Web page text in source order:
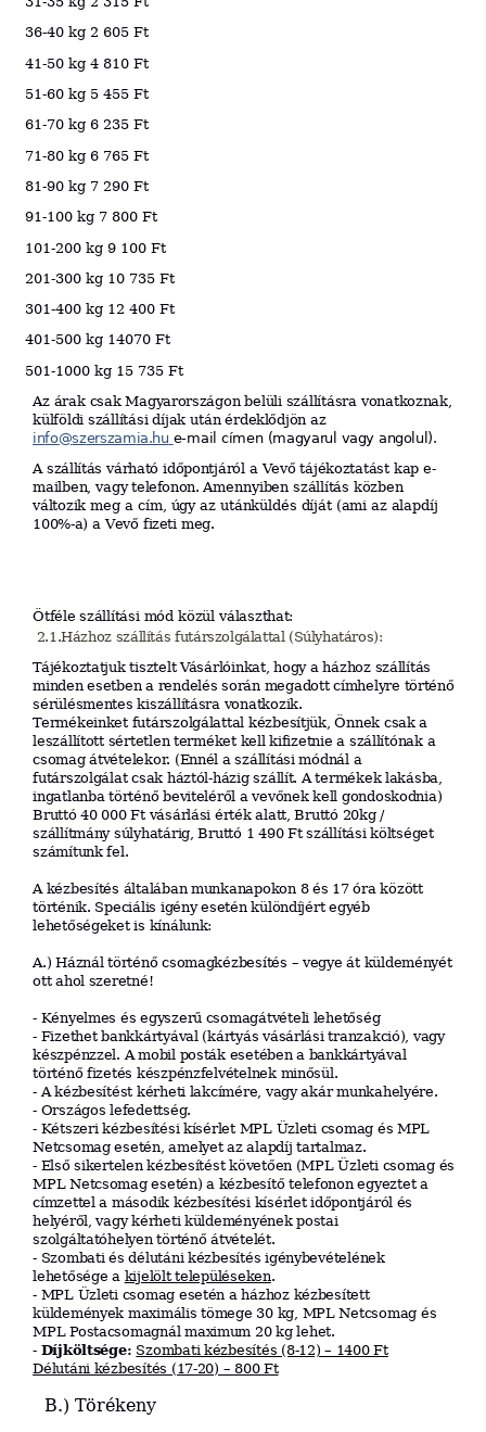
36-40 kg 2 605 Ft
41-50 kg 4 810 Ft
51-60 kg 5 455 Ft
61-70 kg 6 235 Ft
71-80 kg 6 765 Ft
81-90 kg 7 290 Ft
91-100 kg 7 800 Ft
101-200 kg 9 100 Ft
201-300 kg 10 735 Ft
301-400 kg 12 400 Ft
401-500 kg 14070 Ft
501-1000 kg 15 735 Ft
Az árak csak Magyarországon belüli szállításra vonatkoznak,
külföldi szállítási díjak után érdeklődjön az
info@szerszamia.hu e-mail címen (magyarul vagy angolul ).
Aszállítás várható időpontjárólaVevő tájékoztatást kap e-
mailben, vagy telefonon. Amennyiben szállítás közben
változik mega cím, úgy az utánküldés díját (ami az alapdíj
100%-a) aVevő fizeti meg.
Ötféle szállítási mód közül választhat:
2.1.Házhoz szállítás futárszolgálattal (Súlyhatáros):
Tájékoztatjuk tisztelt Vásárlóinkat, hogy a házhoz szállítás
minden esetben a rendelés során megadott címhelyre történő
sérülésmentes kiszállításra vonatkozik.
Termékeinket futárszolgálattal kézbesítjük, Önnek csak a
leszállított sértetlen terméket kell kifizetnie a szállítónak a
csomag átvételekor. (Ennél a szállítási módnál a
futárszolgálat csak háztól-házig szállít. A termékek lakásba,
ingatlanba történő beviteléről a vevőnek kell gondoskodnia)
Bruttó 40 000 Ft vásárlási érték alatt, Bruttó 20kg /
szállítmány súlyhatárig, Bruttó 1 490 Ft szállítási költséget
számítunk fel.
A kézbesítés általában munkanapokon 8 és 17 óra között
történik. Speciális igény esetén különdíjért egyéb
lehetőségeket is kínálunk:
A.) Háznál történő csomagkézbesítés – vegye át küldeményét
ott ahol szeretné!
- Kényelmes és egyszerű csomagátvételi lehetőség
- Fizethet bankkártyával (kártyás vásárlási tranzakció), vagy
készpénzzel. A mobil posták esetében a bankkártyával
történő fizetés készpénzfelvételnek minősül.
- A kézbesítést kérheti lakcímére, vagy akár munkahelyére.
- Országos lefedettség.
- Kétszeri kézbesítési kísérlet MPL Üzleti csomag és MPL
Netcsomag esetén, amelyet az alapdíj tartalmaz.
- Első sikertelen kézbesítést követően (MPL Üzleti csomag és
MPL Netcsomag esetén) a kézbesítő telefonon egyeztet a
címzettel a második kézbesítési kísérlet időpontjáról és
helyéről, vagy kérheti küldeményének postai
szolgáltatóhelyen történő átvételét.
- Szombati és délutáni kézbesítés igénybevételének
lehetősége a kijelölt településeken.
- MPL Üzleti csomag esetén a házhoz kézbesített
küldemények maximális tömege 30 kg, MPL Netcsomag és
MPL Postacsomagnál maximum 20 kg lehet.
- Díjköltsége: Szombati kézbesítés (8-12) – 1400 Ft
Délutáni kézbesítés (17-20) – 800 Ft
B.) Törékeny